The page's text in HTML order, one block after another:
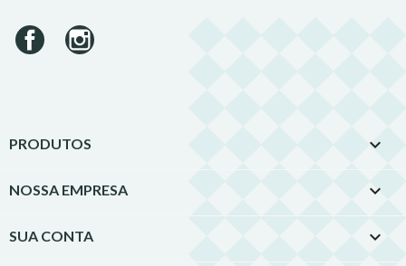
FacebookInstagram
PRODUTOS 
NOSSA EMPRESA 
SUA CONTA 